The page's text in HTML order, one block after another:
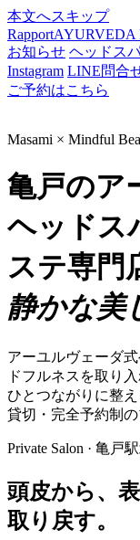
本文へスキップ
RapportAYURVEDA
お知らせ ヘッドス
Instagram LINE問合
ご予約はこちら
Masami × Mindful
亀戸のア
ヘッドス
ステ専門
静かな美
アーユルヴェーダ
ドフルネスを取り
ひとつながりに整
貸切・完全予約制
Private Salon · 亀戸
頭皮から、表
取り戻す。